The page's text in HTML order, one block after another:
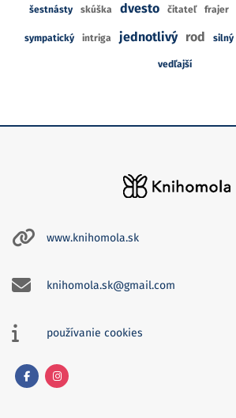
šestnásty skúška dvesto čitateľ frajer
sympatický intriga jednotlivý rod silný
vedľajší
www.knihomola.sk
knihomola.sk@gmail.com
používanie cookies